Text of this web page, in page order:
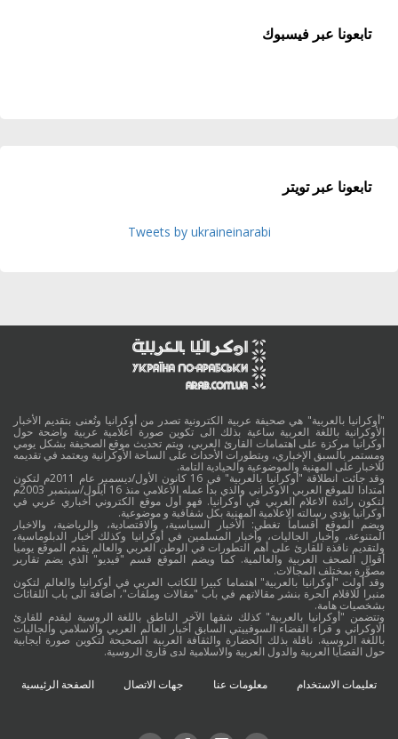
تابعونا عبر فيسبوك
تابعونا عبر تويتر
Tweets by ukraineinarabi
"أوكرانيا بالعربية" هي صحيفة عربية الكترونية تصدر من أوكرانيا وتُعنى بتقديم الأخبار
الأوكرانية باللغة العربية ساعية بذلك الى تكوين صورة اعلامية عربية واضحة حول
أوكرانيا مركزة على اهتمامات القارئ العربي، ويتم تحديث موقع الصحيفة بشكل يومي
ومستمر بالسبق الإخباري، وبتطورات الأحداث على الساحة الأوكرانية ويعتمد في تقديمه
للاخبار على المهنية والموضوعية والحيادية التامة.
وقد جائت انطلاقة "أوكرانيا بالعربية" في 16 كانون الأول/ديسمبر عام 2011م لتكون
امتدادا للموقع العربي الاوكراني والذي بدأ عمله الاعلامي منذ 16 أيلول/سبتمبر 2003م
لتكون رائدة الاعلام العربي في أوكرانيا. فهو أول موقع الكتروني أخباري عربي في
أوكرانيا يؤدي رسالته الاعلامية المهنية بكل شفافية و موضوعية.
ويضم الموقع أقساماً تغطي: الأخبار السياسية، والاقتصادية، والرياضية، والاخبار
المتنوعة، وأخبار الجاليات، وأخبار المسلمين في أوكرانيا وكذلك أخبار الدبلوماسية،
ولتقديم نافذة للقارئ على أهم التطورات في الوطن العربي والعالم يقدم الموقع يوميا
أقوال الصحف العربية والعالمية. كما ويضم الموقع قسم "فيديو" الذي يضم تقارير
مصوَّرة بمختلف المجالات.
وقد أولت "أوكرانيا بالعربية" اهتماما كبيرا للكاتب العربي في أوكرانيا والعالم لتكون
منبرا للاقلام الحرة بنشر مقالاتهم في باب "مقالات وملفات"، اضافة الى باب اللقائات
بشخصيات هامة.
وتتضمن "أوكرانيا بالعربية" كذلك شقها الآخر الناطق باللغة الروسية ليقدم للقارئ
الاوكراني و قراء الفضاء السوفييتي السابق أخبار العالم العربي والاسلامي والجاليات
باللغة الروسية. ناقلة بذلك الحضارة والثقافة العربية الصحيحة لتكوين صورة ايجابية
حول القضايا العربية والدول العربية والاسلامية لدى قارئ الروسية.
تعليمات الاستخدام معلومات عنا جهات الاتصال الصفحة الرئيسية